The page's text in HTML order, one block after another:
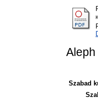
Szabad